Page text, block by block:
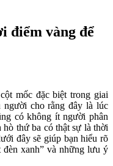
điểm vàng để
mốc đặc biệt trong giai
người cho rằng đây là lúc
có không ít người phân
thứ ba có thật sự là thời
đây sẽ giúp bạn hiểu rõ
xanh” và những lưu ý